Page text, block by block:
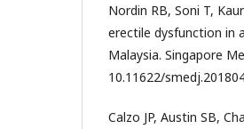
Nordin RB, Soni T,
erectile dysfunction in
Malaysia. Singapore
10.11622/
Calzo JP, Austin SB,